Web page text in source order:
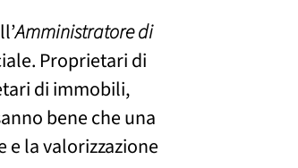
Amministratore di
Proprietari di
di immobili,
bene che una
e la valorizzazione